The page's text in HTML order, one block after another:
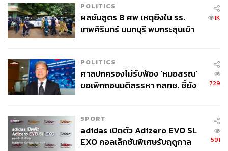
POLITICS
ผลชันสูตร 8 ศพ เหตุยิงใน รร.
เทพศิรินทร์ นนทบุรี พบกระสุนเข้า
1K
POLITICS
ศาลปกครองไม่รับฟ้อง ‘หมอสรณ’
ขอเพิกถอนมติสรรหา กสทช. ชี้ยัง
729
SPORT
adidas เปิดตัว Adizero EVO SL
EXO คอลเล็กชันพิเศษรับฤดูกาล
591